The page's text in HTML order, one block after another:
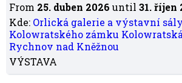
From 25. duben 2026 until31. říjen
Kde: Orlická galerie a výstavní
Kolowratského zámku Kolowratská
Rychnov nad Kněžnou
VÝSTAVA